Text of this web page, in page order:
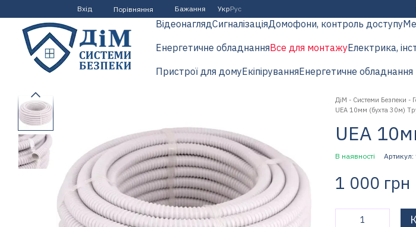
Перейти до основного контенту
Вхід Порівняння Бажання УкрРус
ВідеонаглядСигналізаціяДомофони, контроль доступу
Енергетичне обладнанняВсе для монтажуЕлектрика,
Пристрої для домуЕкіпіруванняЕнергетичне обладнання
ДіМ - Системи Безпеки -
UEA 10мм (бухта 30м)
UEA
В наявності
1 000 грн